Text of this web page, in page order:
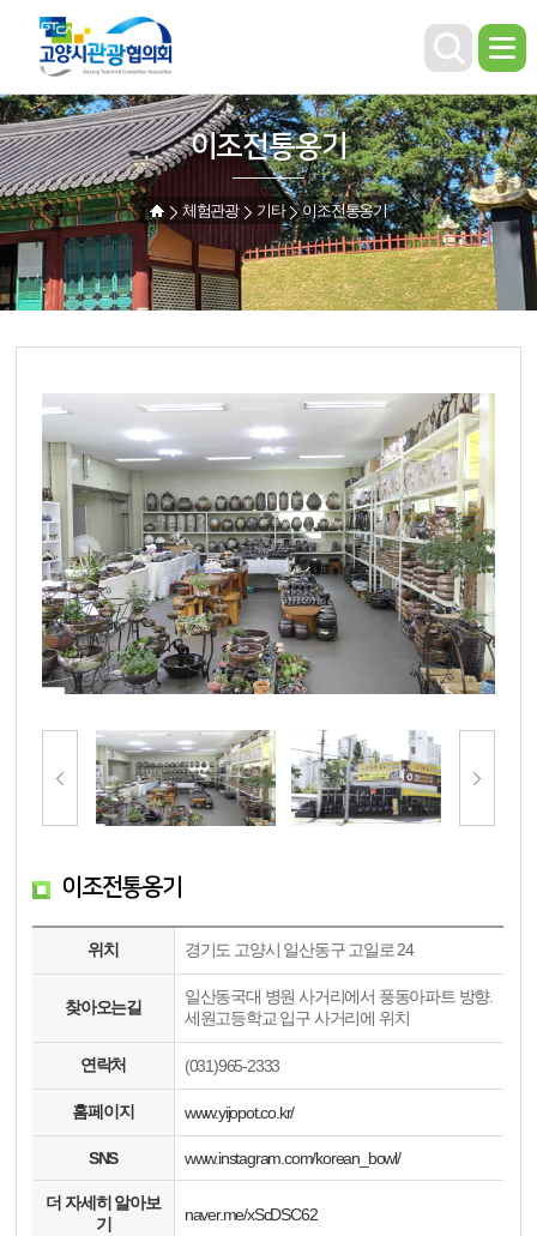
이조전통옹기
체험관광 기타 이조전통옹기
이조전통옹기
위치 경기도 고양시 일산동구 고일로 24
찾아오는길
일산동국대 병원 사거리에서 풍동아파트 방향.
세원고등학교 입구 사거리에 위치
연락처 (031)965-2333
홈페이지 www.yijopot.co.kr/
SNS www.instagram.com/korean_bowl/
더 자세히 알아보
기
naver.me/xScDSC62